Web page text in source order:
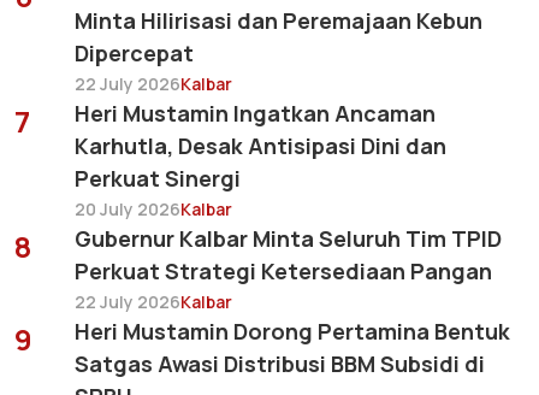
Minta Hilirisasi dan Peremajaan Kebun
Dipercepat
22 July 2026Kalbar
7
Heri Mustamin Ingatkan Ancaman
Karhutla, Desak Antisipasi Dini dan
Perkuat Sinergi
20 July 2026Kalbar
8
Gubernur Kalbar Minta Seluruh Tim TPID
Perkuat Strategi Ketersediaan Pangan
22 July 2026Kalbar
9
Heri Mustamin Dorong Pertamina Bentuk
Satgas Awasi Distribusi BBM Subsidi di